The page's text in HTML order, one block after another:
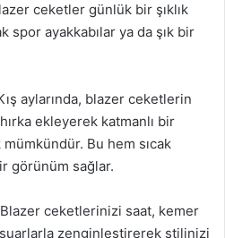
ceketler günlük bir şıklık
spor ayakkabılar ya da şık bir
aylarında, blazer ceketlerin
ekleyerek katmanlı bir
Bu hem sıcak
görünüm sağlar.
Blazer ceketlerinizi saat, kemer
zenginleştirerek stilinizi